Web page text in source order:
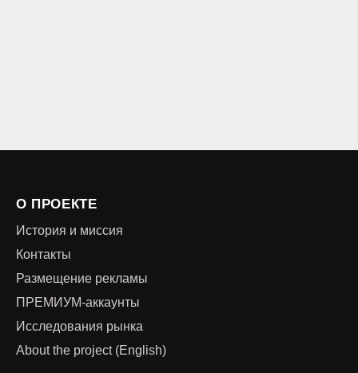
О ПРОЕКТЕ
История и миссия
Контакты
Размещение рекламы
ПРЕМИУМ-аккаунты
Исследования рынка
About the project (English)